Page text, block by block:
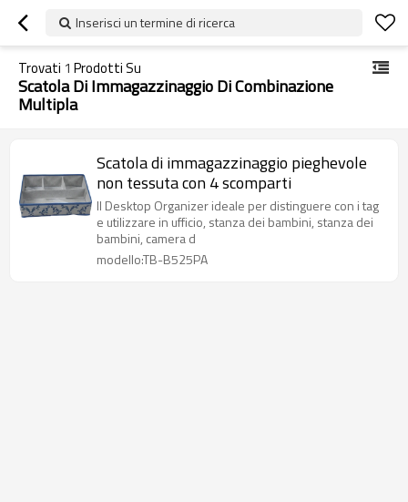
Inserisci un termine di ricerca
Trovati 1 Prodotti Su
Scatola Di Immagazzinaggio Di Combinazione
Multipla
Scatola di immagazzinaggio pieghevole
non tessuta con 4 scomparti
Il Desktop Organizer ideale per distinguere con i tag
e utilizzare in ufficio, stanza dei bambini, stanza dei
bambini, camera d
modello:TB-B525PA